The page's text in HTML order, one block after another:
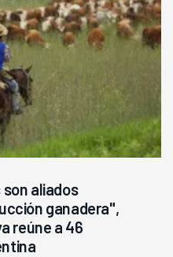
aliados
ganadera",
reúne a 46